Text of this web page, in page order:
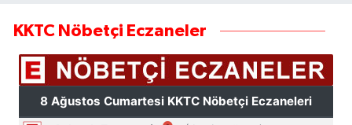
KKTC Nöbetçi Eczaneler